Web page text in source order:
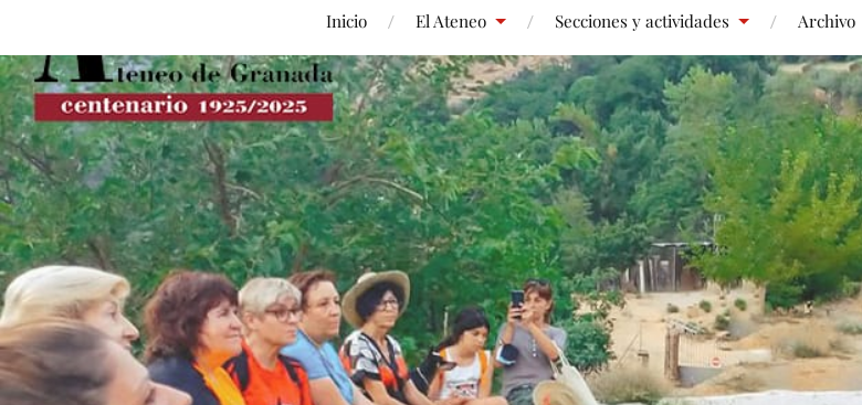
Inicio El Ateneo Secciones y actividades Archivo